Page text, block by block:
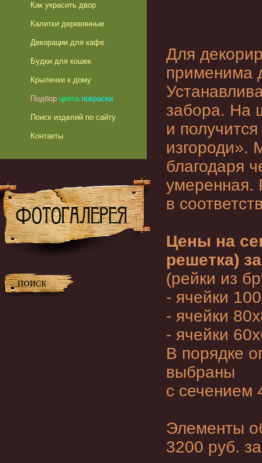
Как украсить двор
Калитки деревянные
Декорации для кафе
Будки для кошек
Крылечки к дому
Подбор цвета покраски
Поиск изделий по сайту
Контакты
Для
применима
забора. На
и
изгороди».
благодаря
в
Цены на
решетка)
(рейки из
- ячейки
- ячейки
- ячейки
В порядке
выбраны
с сечением
Элементы
3200 руб.